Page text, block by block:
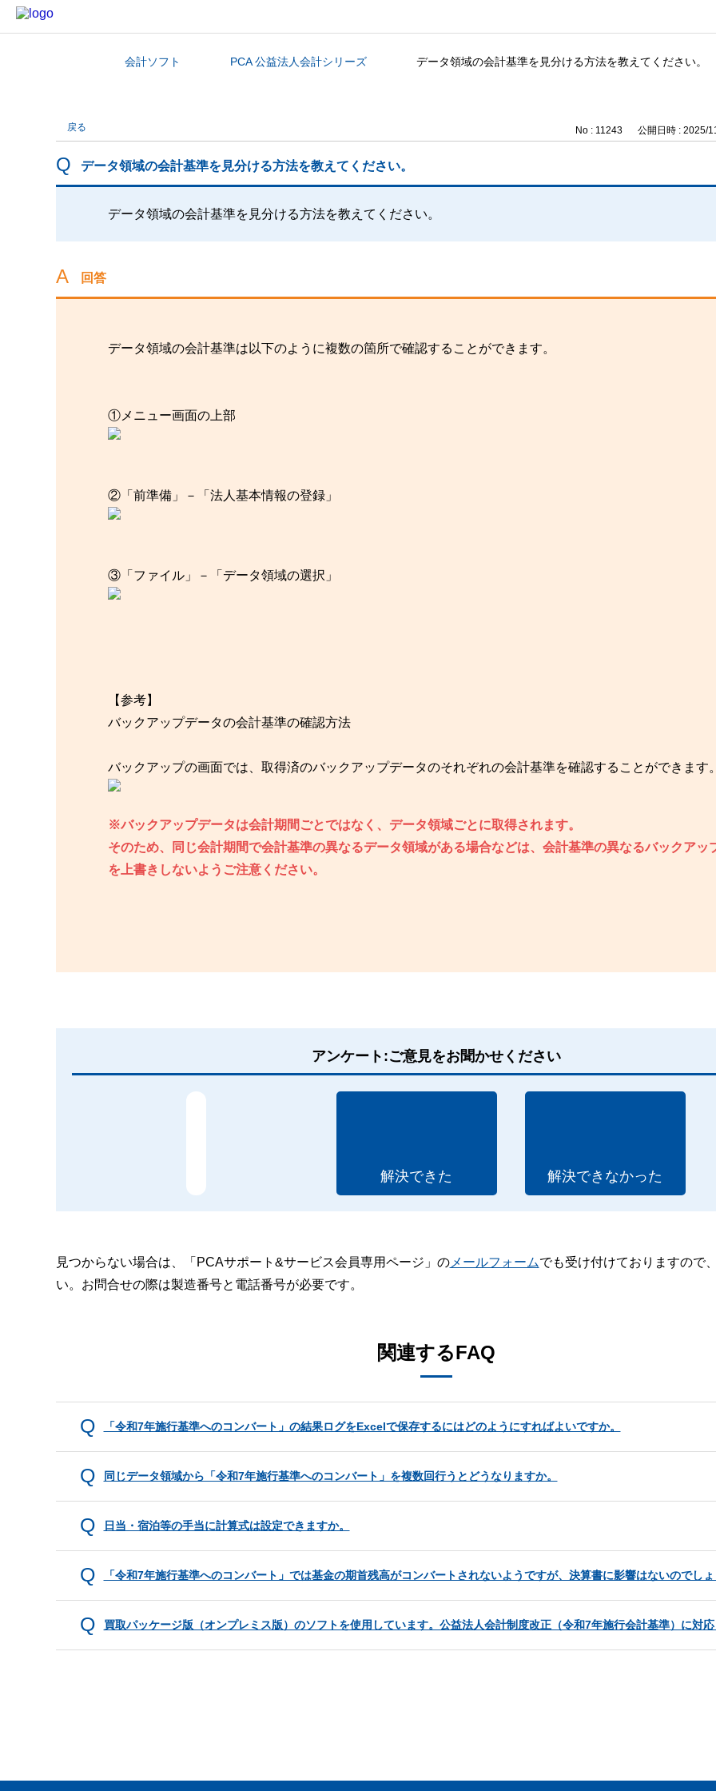
カテゴリから探す
会計ソフト PCA 公益法人会計シリーズ データ領域の会計基準を見分ける方法を教えてください。
戻る No : 11243 公開日時 : 2025/
データ領域の会計基準を見分ける方法を教えてください。
データ領域の会計基準を見分ける方法を教えてください。
回答
データ領域の会計基準は以下のように複数の箇所で確認することができます。
①メニュー画面の上部
②「前準備」－「法人基本情報の登録」
③「ファイル」－「データ領域の選択」
【参考】
バックアップデータの会計基準の確認方法
バックアップの画面では、取得済のバックアップデータのそれぞれの会計基準を確認することができます。
※バックアップデータは会計期間ごとではなく、データ領域ごとに取得されます。
そのため、同じ会計期間で会計基準の異なるデータ領域がある場合などは、会計基準の異なるバックアッ
を上書きしないようご注意ください。
アンケート:ご意見をお聞かせください
解決できた 解決できなかった
見つからない場合は、「PCAサポート&サービス会員専用ページ」のメールフォームでも受け付けておりますので
い。お問合せの際は製造番号と電話番号が必要です。
関連するFAQ
「令和7年施行基準へのコンバート」の結果ログをExcelで保存するにはどのようにすればよいですか。
同じデータ領域から「令和7年施行基準へのコンバート」を複数回行うとどうなりますか。
日当・宿泊等の手当に計算式は設定できますか。
「令和7年施行基準へのコンバート」では基金の期首残高がコンバートされないようですが、決算書に影響はないのでしょ
買取パッケージ版（オンプレミス版）のソフトを使用しています。公益法人会計制度改正（令和7年施行会計基準）に対応